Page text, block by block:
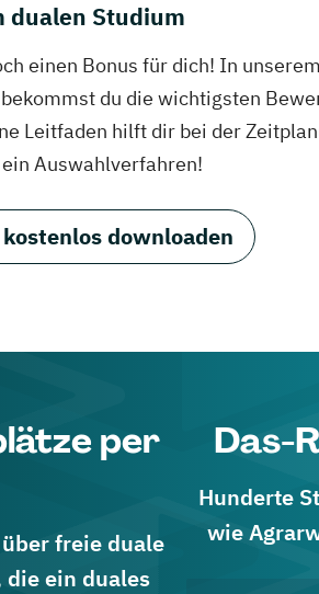
dualen Studium
einen Bonus für dich! In
du die wichtigsten
Leitfaden hilft dir bei der
Auswahlverfahren!
downloaden
per
freie duale
ein duales
Das-
Hunderte
wie